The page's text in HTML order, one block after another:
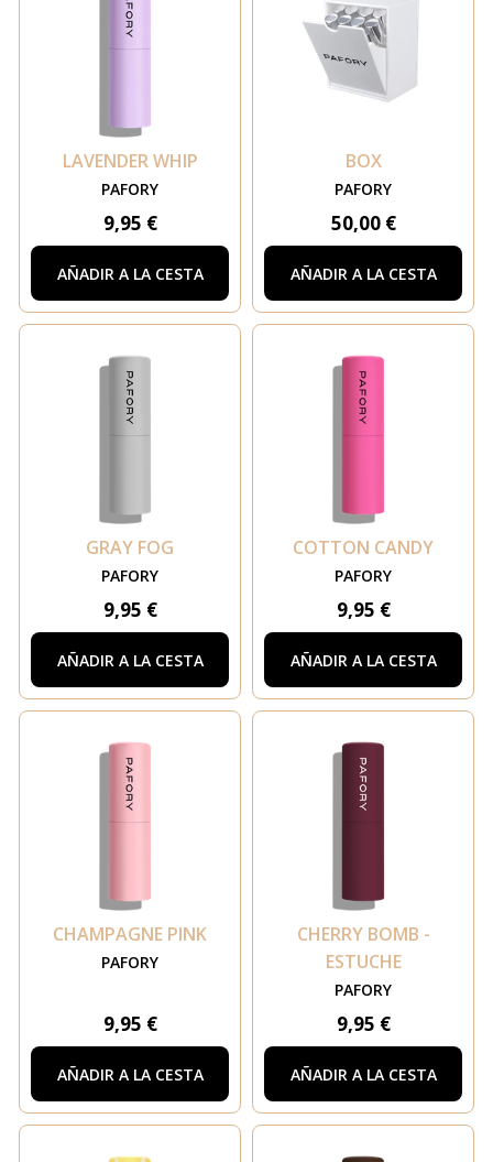
LAVENDER WHIP
PAFORY
9,95 €
AÑADIR A LA CESTA
BOX
PAFORY
50,00 €
AÑADIR A LA CESTA
GRAY FOG
PAFORY
9,95 €
AÑADIR A LA CESTA
COTTON CANDY
PAFORY
9,95 €
AÑADIR A LA CESTA
CHAMPAGNE PINK
PAFORY
9,95 €
AÑADIR A LA CESTA
CHERRY BOMB -
ESTUCHE
PAFORY
9,95 €
AÑADIR A LA CESTA